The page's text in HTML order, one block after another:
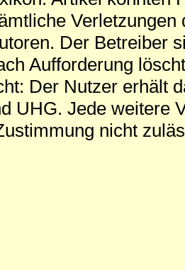
Der Betreiber
Aufforderung
Der Nutzer erhält
UHG. Jede weitere
nicht